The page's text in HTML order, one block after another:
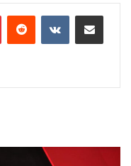
PinterestReddit VKontakteShare via Email